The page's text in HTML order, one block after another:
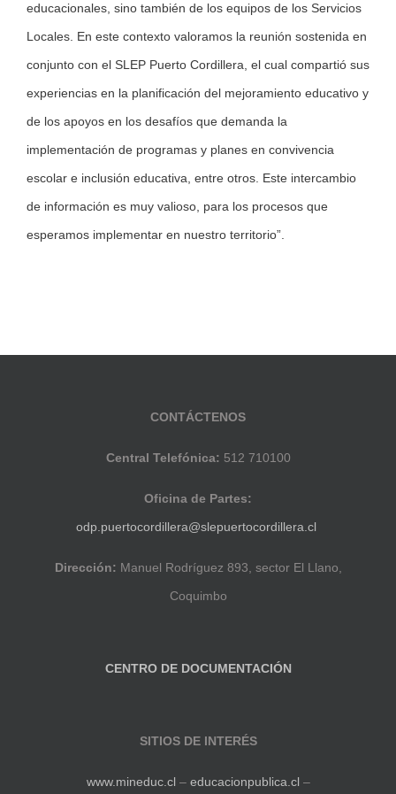
educacionales, sino también de los equipos de los Servicios
Locales. En este contexto valoramos la reunión sostenida en
conjunto con el SLEP Puerto Cordillera, el cual compartió sus
experiencias en la planificación del mejoramiento educativo y
de los apoyos en los desafíos que demanda la
implementación de programas y planes en convivencia
escolar e inclusión educativa, entre otros. Este intercambio
de información es muy valioso, para los procesos que
esperamos implementar en nuestro territorio”.
CONTÁCTENOS
Central Telefónica: 512 710100
Oficina de Partes:
odp.puertocordillera@slepuertocordillera.cl
Dirección: Manuel Rodríguez 893, sector El Llano,
Coquimbo
CENTRO DE DOCUMENTACIÓN
SITIOS DE INTERÉS
www.mineduc.cl – educacionpublica.cl –